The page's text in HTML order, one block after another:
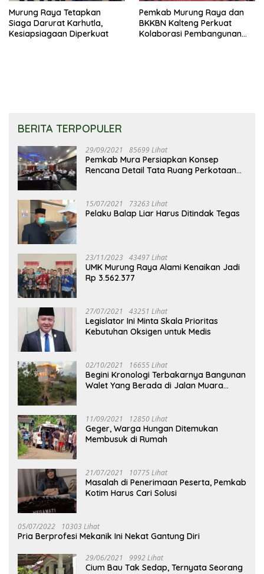
Murung Raya Tetapkan
Siaga Darurat Karhutla,
Kesiapsiagaan Diperkuat
Pemkab Murung Raya dan
BKKBN Kalteng Perkuat
Kolaborasi Pembangunan
BERITA TERPOPULER
29/09/2021 85699 Lihat
Pemkab Mura Persiapkan Konsep
Rencana Detail Tata Ruang Perkotaan
15/07/2021 73263 Lihat
Pelaku Balap Liar Harus Ditindak Tegas
23/11/2023 43497 Lihat
UMK Murung Raya Alami Kenaikan Jadi
Rp 3.562.377
27/07/2021 43251 Lihat
Legislator Ini Minta Skala Prioritas
Kebutuhan Oksigen untuk Medis
02/10/2021 16655 Lihat
Begini Kronologi Terbakarnya Bangunan
Walet Yang Berada di Jalan Muara
11/09/2021 12850 Lihat
Geger, Warga Hungan Ditemukan
Membusuk di Rumah
21/07/2021 10775 Lihat
Masalah di Penerimaan Peserta, Pemkab
Kotim Harus Cari Solusi
05/07/2022 10303 Lihat
Pria Berprofesi Mekanik Ini Nekat Gantung Diri
29/06/2021 9992 Lihat
Cium Bau Tak Sedap, Ternyata Seorang